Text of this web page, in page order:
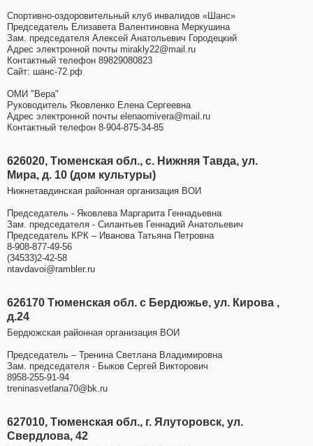
Спортивно-оздоровительный клуб инвалидов «Шанс»
Председатель Елизавета Валентиновна Меркушина
Зам. председателя Алексей Анатольевич Городецкий
Адрес электронной почты mirakly22@mail.ru
Контактный телефон 89829080823
Сайт: шанс-72.рф
ОМИ "Вера"
Руководитель Яковленко Елена Сергеевна
Адрес электронной почты elenaomivera@mail.ru
Контактный телефон 8-904-875-34-85
626020, Тюменская обл., с. Нижняя Тавда, ул.
Мира, д. 10 (дом культуры)
Нижнетавдинская районная организация ВОИ
Председатель - Яковлева Маргарита Геннадьевна
Зам. председателя - Силантьев Геннадий Анатольевич
Председатель КРК – Иванова Татьяна Петровна
8-908-877-49-56
(34533)2-42-58
ntavdavoi@rambler.ru
626170 Тюменская обл. с Бердюжье, ул. Кирова ,
д.24
Бердюжская районная организация ВОИ
Председатель – Тренина Светлана Владимировна
Зам. председателя - Быков Сергей Викторович
8958-255-91-94
treninasvetlana70@bk.ru
627010, Тюменская обл., г. Ялуторовск, ул.
Свердлова, 42